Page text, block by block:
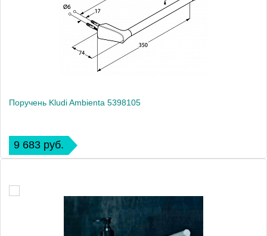
Поручень Kludi Ambienta 5398105
9 683 руб.